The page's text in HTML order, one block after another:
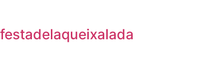
festadelaqueixalada